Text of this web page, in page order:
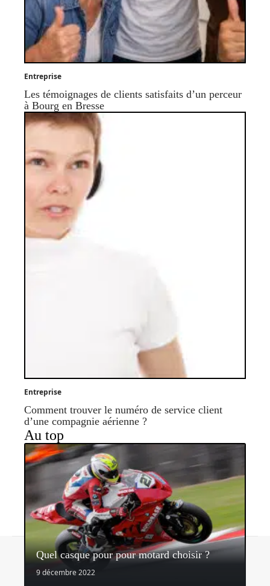
Entreprise
Les témoignages de clients satisfaits d’un perceur
à Bourg en Bresse
Entreprise
Comment trouver le numéro de service client
d’une compagnie aérienne ?
Au top
Quel casque pour pour motard choisir ?
9 décembre 2022© 2026 | sidonieetgedeon.fr
Contact Mentions légales Sitemap